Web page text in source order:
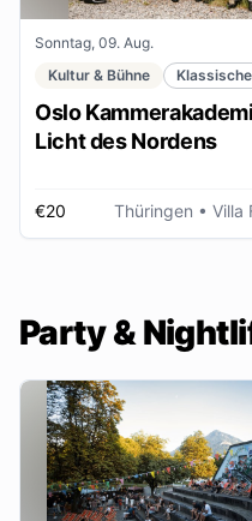
Sonntag, 09. Aug.
Kultur & Bühne
Oslo
Licht des Nordens
€20 Thüringen • Villa
Party &